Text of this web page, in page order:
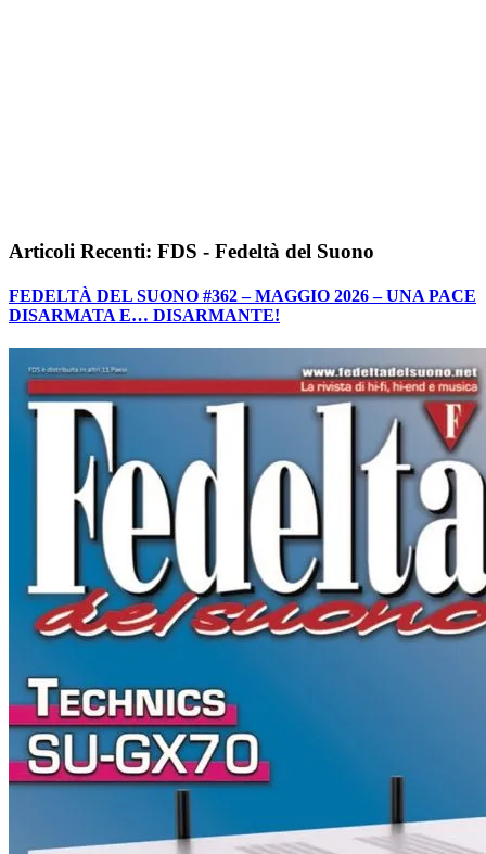
Articoli Recenti: FDS - Fedeltà del Suono
FEDELTÀ DEL SUONO #362 – MAGGIO 2026 – UNA PACE
DISARMATA E… DISARMANTE!